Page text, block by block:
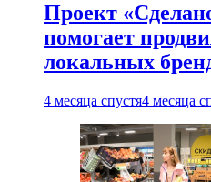
Проект
помогает
локальных
4 месяца спустя4 месяца